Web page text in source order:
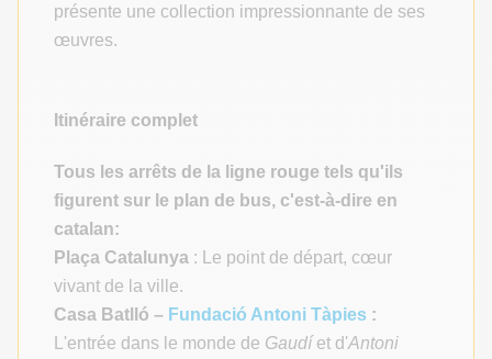
présente une collection impressionnante de ses
œuvres.
Itinéraire complet
Tous les arrêts de la ligne rouge tels qu'ils
figurent sur le plan de bus, c'est-à-dire en
catalan:
Plaça Catalunya : Le point de départ, cœur
vivant de la ville.
Casa Batlló – Fundació Antoni Tàpies :
L'entrée dans le monde de Gaudíet d'Antoni